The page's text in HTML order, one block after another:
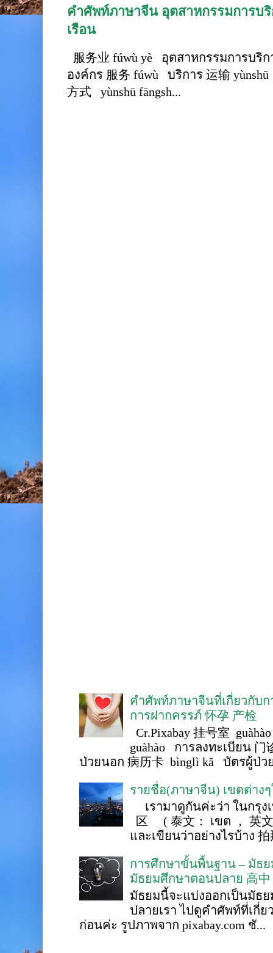
คำศัพท์ภาษาจีน อุตสาหกรรมการบ
เรือน
服务业 fúwù yè อุตสาหกรรมการบริ
องค์กร 服务 fúwù บริการ 运输
方式 yùnshū fāngsh...
คำศัพท์ภาษาจีนที่เกี่ยวกับ
การฝากครรภ์ 怀孕 产检
Cr.Pixabay 挂号室
guàhào การลงทะเบียน 门
ป่วยนอก 病历卡 bìnglì kǎ บัตรผู้ป่ว
รายชื่อ(ภาษาจีน) เขตต่าง
เรามาดูกันค่ะว่า ในกรุง
区 ( 泰文： เขต ， 英
และเขียนว่าอย่างไรบ้าง 拍
การศึกษาขั้นพื้นฐาน – มัธ
มัธยมศึกษาตอนปลาย 高中
มัธยมนี้จะแบ่งออกเป็นมัธ
ปลายเรา ไปดูคำศัพท์ที่เกี่
ก่อนค่ะ รูปภาพจาก pixabay.com ชั...